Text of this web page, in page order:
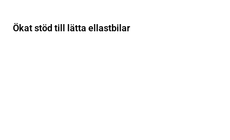
Ökat stöd till lätta ellastbilar